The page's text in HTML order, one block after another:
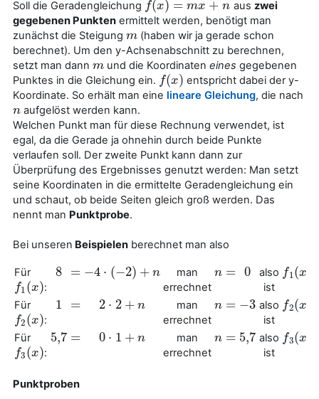
Soll die Geradengleichung f(x) = mx + n
f(x)=mx +n aus zwei
gegebenen Punkten ermittelt werden, benötigt man
zunächst die Steigung m
m(haben wir ja gerade schon
berechnet). Um den y-Achsenabschnitt zu berechnen,
setzt man dann m
mund die Koordinaten eines gegebenen
Punktes in die Gleichung ein. f(x)
f(x)
entspricht dabei der y-
Koordinate. So erhält man eine lineare Gleichung, die nach
n
n aufgelöst werden kann.
Welchen Punkt man für diese Rechnung verwendet, ist
egal, da die Gerade ja ohnehin durch beide Punkte
verlaufen soll. Der zweite Punkt kann dann zur
Überprüfung des Ergebnisses genutzt werden: Man setzt
seine Koordinaten in die ermittelte Geradengleichung ein
und schaut, ob beide Seiten gleich groß werden. Das
nennt man Punktprobe.
Bei unseren Beispielen berechnet man also
Für
f1(x)
f1( x) :
8
8 =
= −4 ⋅ (−2) + n
−4⋅ (−2)+n
man
errechnet
n
n =
= 0
0
also
ist
f1(x
f1( x)
Für
f2(x)
f2(x) :
1
1 =
= 2 ⋅ 2 + n
2 ⋅2 + n
man
errechnet
n
n =
= −3
−3 also
ist
f2(x
f2(x)
Für
f3(x)
f3(x) :
5,7
5,7 =
= 0 ⋅ 1 + n
0 ⋅1 + n
man
errechnet
n
n =
= 5,7
5,7 also
ist
f3(x
f3(x)
Punktproben